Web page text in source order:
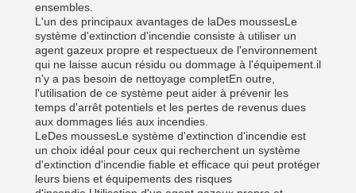
ensembles.
L'un des principaux avantages de laDes moussesLe
système d'extinction d'incendie consiste à utiliser un
agent gazeux propre et respectueux de l'environnement
qui ne laisse aucun résidu ou dommage à l'équipement.il
n'y a pas besoin de nettoyage completEn outre,
l'utilisation de ce système peut aider à prévenir les
temps d'arrêt potentiels et les pertes de revenus dues
aux dommages liés aux incendies.
LeDes moussesLe système d'extinction d'incendie est
un choix idéal pour ceux qui recherchent un système
d'extinction d'incendie fiable et efficace qui peut protéger
leurs biens et équipements des risques